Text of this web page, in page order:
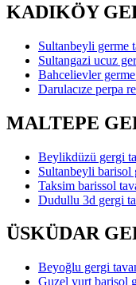
KADIKÖY
Sultanbeyli germe
Sultangazi ucuz
Bahcelievler
Darulacıze perpa
MALTEPE
Beylikdüzü gergi
Sultanbeyli barisol
Taksim barissol
Dudullu 3d gergi
ÜSKÜDAR
Beyoğlu gergi
Guzel yurt barisol